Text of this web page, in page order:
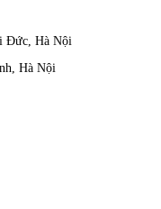
Đức, Hà Nội
Hà Nội